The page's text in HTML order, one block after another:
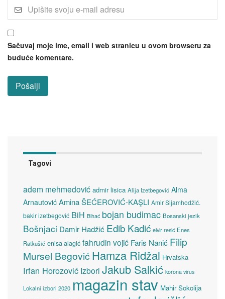
Sačuvaj moje ime, email i web stranicu u ovom browseru za
buduće komentare.
Tagovi
adem mehmedović admir lisica Alija Izetbegović Alma
Arnautović Amina ŠEĆEROVIĆ-KAŞLI Amir Sijamhodžić.
bakir izetbegović BiH Bihać bojan budimac Bosanski jezik
Bošnjaci Damir Hadžić Edib Kadić elvir resić Enes
Ratkušić enisa alagić fahrudin vojić Faris Nanić Filip
Mursel Begović Hamza Ridžal Hrvatska
Irfan Horozović Izbori Jakub Salkić korona virus
Lokalni izbori 2020 magazin stav Mahir Sokolija